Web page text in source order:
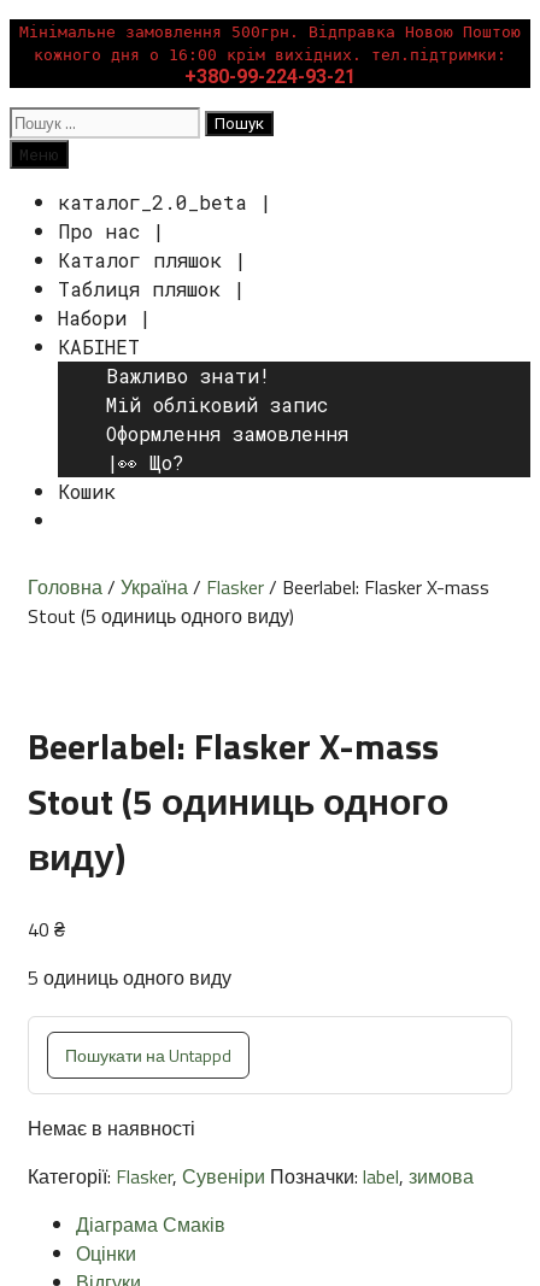
Перейти
вмісту
Мінімальне замовлення 500грн. Відправка Новою Поштою
кожного дня о 16:00 крім вихідних. тел.підтримки:
+380-99-224-93-21
Пошук:
Пошук
Меню
каталог_2.0_beta |
Про нас |
Каталог пляшок |
Таблиця пляшок |
Набори |
КАБІНЕТ
Важливо знати!
Мій обліковий запис
Оформлення замовлення
|👀 Що?
Кошик
Головна/ Україна/ Flasker/ Beerlabel: Flasker X-mass
Stout (5 одиниць одного виду)
Beerlabel: Flasker X-mass
Stout (5 одиниць одного
виду)
40 ₴
5 одиниць одного виду
Пошукати на Untappd
Немає в наявності
Категорії: Flasker, Сувеніри Позначки: label, зимова
Діаграма Смаків
Оцінки